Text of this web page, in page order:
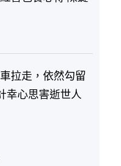
拉走，依然勾留
幸心思害逝世人